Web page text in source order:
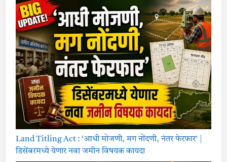
Land Titling Act : ‘आधी मोजणी, मग नोंदणी, नंतर फेरफार’ |
डिसेंबरमध्ये येणार नवा जमीन विषयक कायदा